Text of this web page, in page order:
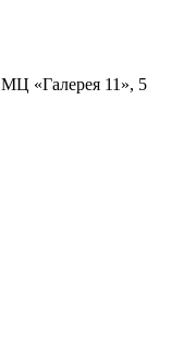
МЦ «Галерея 11», 5